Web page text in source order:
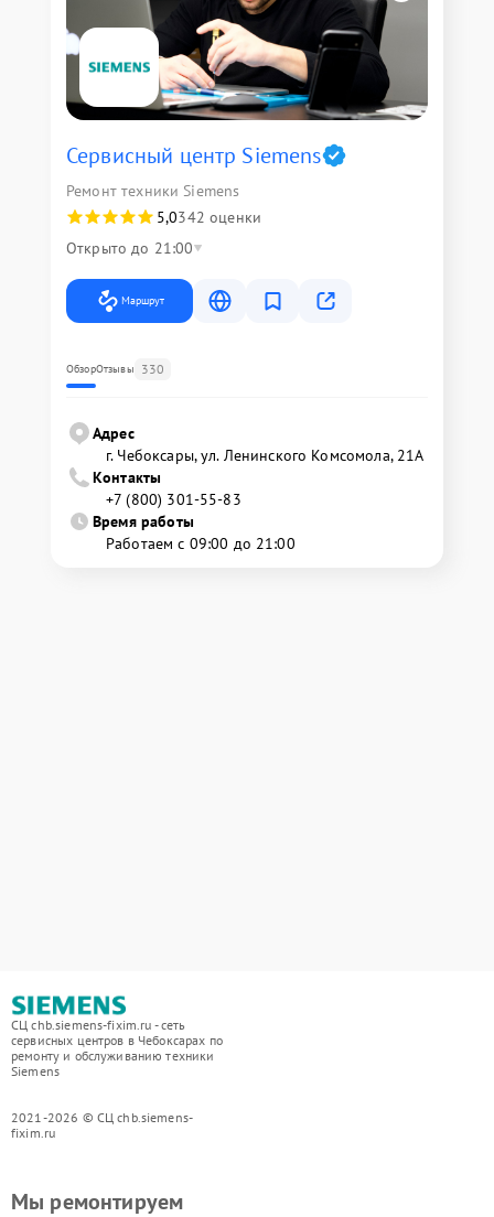
Сервисный центр Siemens
Ремонт техники Siemens
5,0342 оценки
Открыто до 21:00
Маршрут
ОбзорОтзывы 330
Адрес
г. Чебоксары, ул. Ленинского Комсомола, 21А
Контакты
+7 (800) 301-55-83
Время работы
Работаем с 09:00 до 21:00
СЦ chb.siemens-fixim.ru - сеть
сервисных центров в Чебоксарах по
ремонту и обслуживанию техники
Siemens
2021-2026 © СЦ chb.siemens-
fixim.ru
Мы ремонтируем